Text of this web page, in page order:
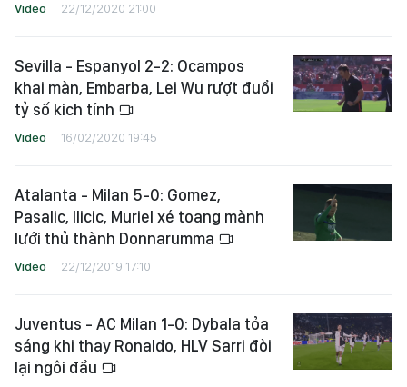
Video 22/12/2020 21:00
Sevilla - Espanyol 2-2: Ocampos
khai màn, Embarba, Lei Wu rượt đuổi
tỷ số kich tính
Video 16/02/2020 19:45
Atalanta - Milan 5-0: Gomez,
Pasalic, Ilicic, Muriel xé toang mành
lưới thủ thành Donnarumma
Video 22/12/2019 17:10
Juventus - AC Milan 1-0: Dybala tỏa
sáng khi thay Ronaldo, HLV Sarri đòi
lại ngôi đầu